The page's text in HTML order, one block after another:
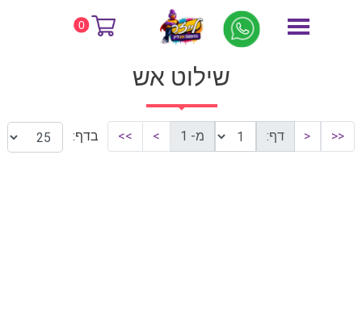
0 דף הבית שילוט אש
שילוט אש
<<
< דף: מ- 1 >
>> בדף: